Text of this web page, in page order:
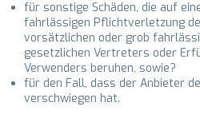
für sonstige Schäden, die auf
fahrlässigen Pflichtverletzung
vorsätzlichen oder grob
gesetzlichen Vertreters oder
Verwenders beruhen, sowie?
für den Fall, dass der Anbieter
verschwiegen hat.